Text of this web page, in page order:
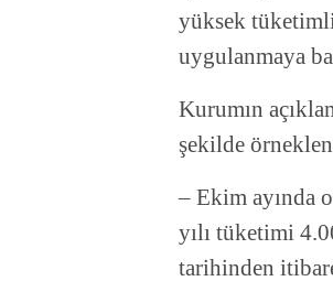
yüksek
uygulanmaya
Kurumın
şekilde
– Ekim ayında
yılı tüketimi
tarihinden